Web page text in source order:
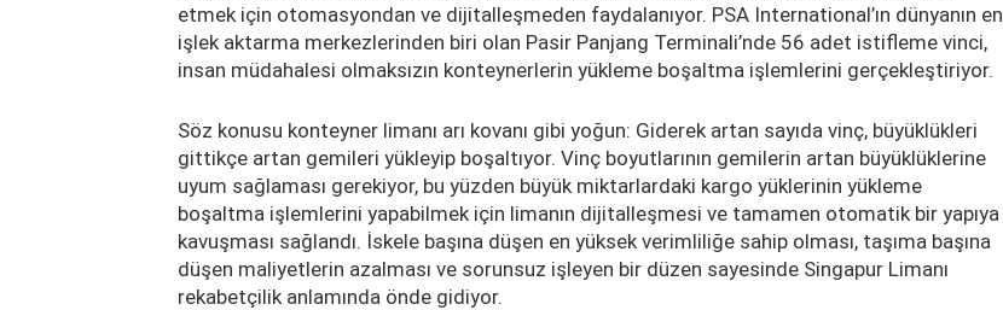
etmek için otomasyondan ve dijitalleşmeden faydalanıyor. PSA International’ın dünyanın en
işlek aktarma merkezlerinden biri olan Pasir Panjang Terminali’nde 56 adet istifleme vinci,
insan müdahalesi olmaksızın konteynerlerin yükleme boşaltma işlemlerini gerçekleştiriyor.
Söz konusu konteyner limanı arı kovanı gibi yoğun: Giderek artan sayıda vinç, büyüklükleri
gittikçe artan gemileri yükleyip boşaltıyor. Vinç boyutlarının gemilerin artan büyüklüklerine
uyum sağlaması gerekiyor, bu yüzden büyük miktarlardaki kargo yüklerinin yükleme
boşaltma işlemlerini yapabilmek için limanın dijitalleşmesi ve tamamen otomatik bir yapıya
kavuşması sağlandı. İskele başına düşen en yüksek verimliliğe sahip olması, taşıma başına
düşen maliyetlerin azalması ve sorunsuz işleyen bir düzen sayesinde Singapur Limanı
rekabetçilik anlamında önde gidiyor.